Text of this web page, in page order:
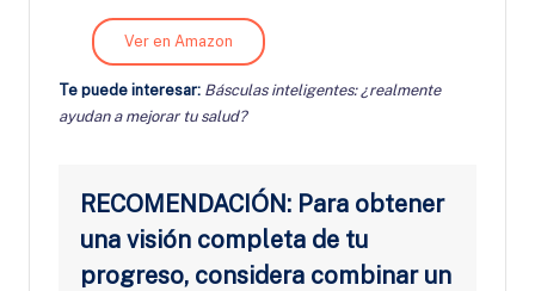
Ver en Amazon
Te puede interesar: Básculas inteligentes: ¿realmente
ayudan a mejorar tu salud?
RECOMENDACIÓN: Para obtener
una visión completa de tu
progreso, considera combinar un